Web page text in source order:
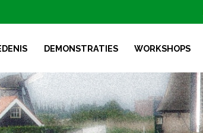
DEMONSTRATIES WORKSHOPS